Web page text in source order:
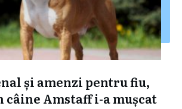
și amenzi pentru fiu,
câine Amstaff i-a mușcat